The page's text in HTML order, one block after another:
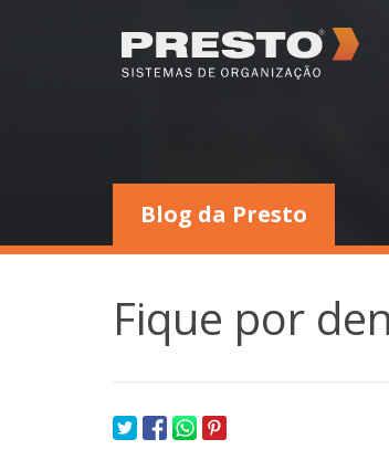
Blog da Presto
Fique por